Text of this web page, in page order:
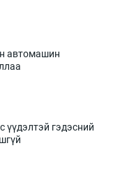
автомашин
үүдэлтэй гэдэсний